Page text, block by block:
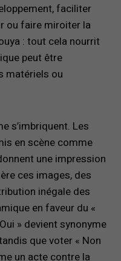
faciliter
ou faire miroiter la
: tout cela nourrit
peut être
matériels ou
s’imbriquent. Les
en scène comme
une impression
ces images, des
inégale des
en faveur du «
» devient synonyme
que voter « Non
un acte contre la